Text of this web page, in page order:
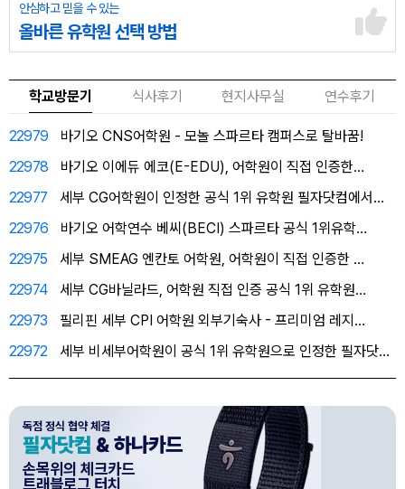
안심하고 믿을 수 있는
올바른 유학원 선택 방법
학교방문기 식사후기 현지사무실 연수후기
22979
바기오 CNS어학원 - 모놀 스파르타 캠퍼스로 탈바꿈!
22978
바기오 이에듀 에코(E-EDU), 어학원이 직접 인증한…
22977
세부 CG어학원이 인정한 공식 1위 유학원 필자닷컴에서…
22976
바기오 어학연수 베씨(BECI) 스파르타 공식 1위유학…
22975
세부 SMEAG 엔칸토 어학원, 어학원이 직접 인증한 …
22974
세부 CG바닐라드, 어학원 직접 인증 공식 1위 유학원…
22973
필리핀 세부 CPI 어학원 외부기숙사 - 프리미엄 레지…
22972
세부 비세부어학원이 공식 1위 유학원으로 인정한 필자닷…
필자닷컴 & 하나카드
독점 정식 협약 체결
손목위의 체크카드
트래블로그 터치